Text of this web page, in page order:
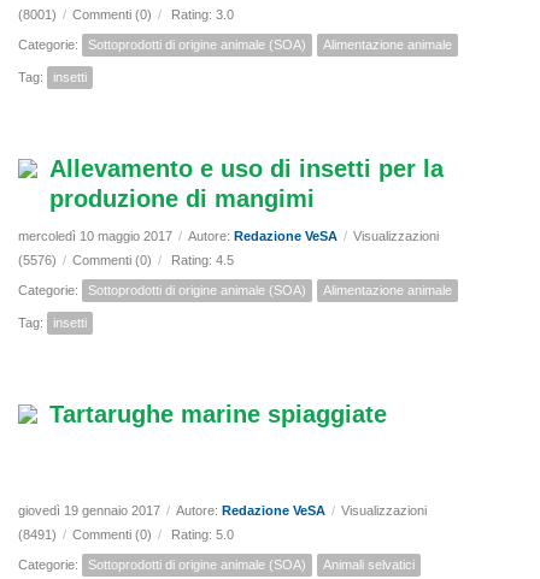
(8001) / Commenti (0) / Rating: 3.0
Categorie: Sottoprodotti di origine animale (SOA) Alimentazione animale
Tag: insetti
Allevamento e uso di insetti per la
produzione di mangimi
mercoledì 10 maggio 2017 / Autore: Redazione VeSA / Visualizzazioni
(5576) / Commenti (0) / Rating: 4.5
Categorie: Sottoprodotti di origine animale (SOA) Alimentazione animale
Tag: insetti
Tartarughe marine spiaggiate
giovedì 19 gennaio 2017 / Autore: Redazione VeSA / Visualizzazioni
(8491) / Commenti (0) / Rating: 5.0
Categorie: Sottoprodotti di origine animale (SOA) Animali selvatici